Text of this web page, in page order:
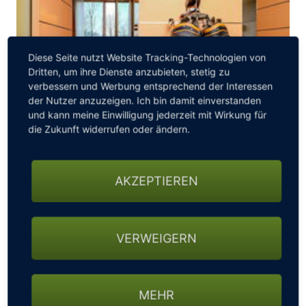
GOLF 2
FREIgeist Northeim /Northeim
Verbringe Deinen diesjährigen Herbst-Kurzurlaub in
Niedersachsen und spiele dabei eine Partie Golf auf
einem der exklusivsten Plätze Deutschlands im
Gang Menü im Restaurant WALDWERK ... Preis pro
Diese Seite nutzt Website Tracking-Technologien von
Dritten, um ihre Dienste anzubieten, stetig zu
verbessern und Werbung entsprechend der Interessen
der Nutzer anzuzeigen. Ich bin damit einverstanden
und kann meine Einwilligung jederzeit mit Wirkung für
die Zukunft widerrufen oder ändern.
AKZEPTIEREN
VERWEIGERN
MEHR